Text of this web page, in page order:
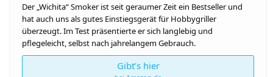
Der „Wichita“ Smoker ist seit geraumer Zeit ein Bestseller und
hat auch uns als gutes Einstiegsgerät für Hobbygriller
überzeugt. Im Test präsentierte er sich langlebig und
pflegeleicht, selbst nach jahrelangem Gebrauch.
Gibt’s hier